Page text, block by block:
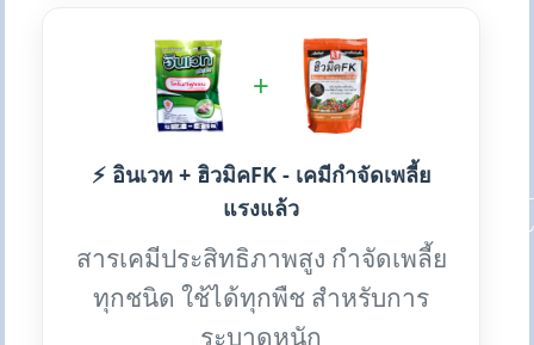
+
⚡ อินเวท + ฮิวมิคFK - เคมีกำจัดเพลี้ย
แรงแล้ว
สารเคมีประสิทธิภาพสูง กำจัดเพลี้ย
ทุกชนิด ใช้ได้ทุกพืช สำหรับการ
ระบาดหนัก